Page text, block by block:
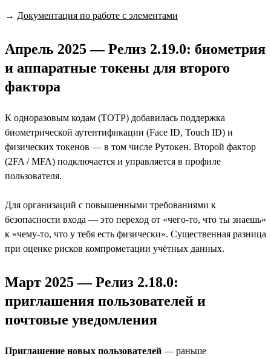
→ Документация по работе с элементами
Апрель 2025 — Релиз 2.19.0: биометрия
и аппаратные токены для второго
фактора
К одноразовым кодам (TOTP) добавилась поддержка
биометрической аутентификации (Face ID, Touch ID) и
физических токенов — в том числе Рутокен. Второй фактор
(2FA / MFA) подключается и управляется в профиле
пользователя.
Для организаций с повышенными требованиями к
безопасности входа — это переход от «чего-то, что ты знаешь»
к «чему-то, что у тебя есть физически». Существенная разница
при оценке рисков компрометации учётных данных.
Март 2025 — Релиз 2.18.0:
приглашения пользователей и
почтовые уведомления
Приглашение новых пользователей — раньше